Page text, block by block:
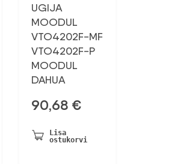
UGIJA
MOODUL
VTO4202F-MF
VTO4202F-P
MOODUL
DAHUA
90,68 €
Lisa
ostukorvi